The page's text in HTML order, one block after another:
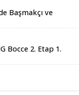
Başmakçı ve
Bocce 2. Etap 1.
sona erdi